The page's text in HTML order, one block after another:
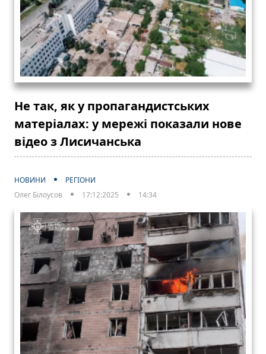
Не так, як у пропагандистських
матеріалах: у мережі показали нове
відео з Лисичанська
НОВИНИ
РЕГІОНИ
Олег Білоусов
17:12:2025 14:34